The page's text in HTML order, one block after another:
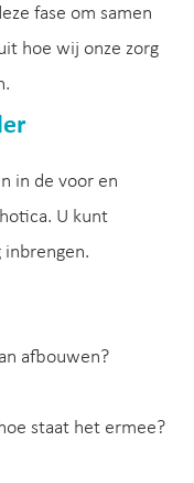
fase om samen
hoe wij onze zorg
in de voor en
U kunt
afbouwen?
staat het ermee?